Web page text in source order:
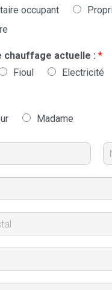
occupant
chauffage actuelle : *
Fioul Electricité
Madame